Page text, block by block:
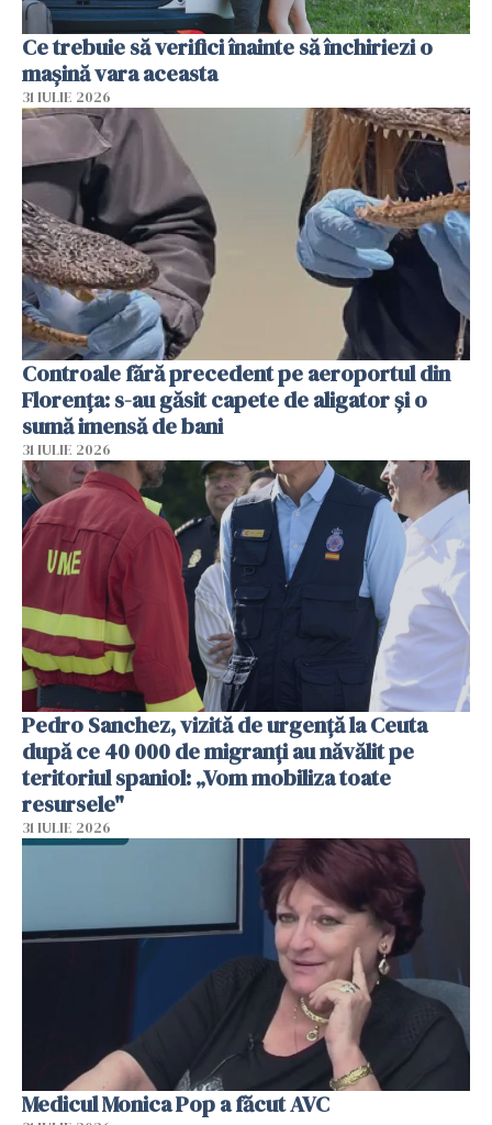
Ce trebuie să verifici înainte să închiriezi o
mașină vara aceasta
31 IULIE 2026
Controale fără precedent pe aeroportul din
Florența: s-au găsit capete de aligator și o
sumă imensă de bani
31 IULIE 2026
Pedro Sanchez, vizită de urgență la Ceuta
după ce 40 000 de migranți au năvălit pe
teritoriul spaniol: „Vom mobiliza toate
resursele"
31 IULIE 2026
Medicul Monica Pop a făcut AVC